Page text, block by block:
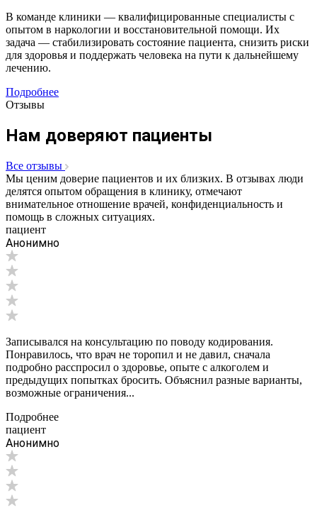
В команде клиники — квалифицированные специалисты с
опытом в наркологии и восстановительной помощи. Их
задача — стабилизировать состояние пациента, снизить риски
для здоровья и поддержать человека на пути к дальнейшему
лечению.
Подробнее
Отзывы
Нам доверяют пациенты
Все отзывы
Мы ценим доверие пациентов и их близких. В отзывах люди
делятся опытом обращения в клинику, отмечают
внимательное отношение врачей, конфиденциальность и
помощь в сложных ситуациях.
пациент
Анонимно
Записывался на консультацию по поводу кодирования.
Понравилось, что врач не торопил и не давил, сначала
подробно расспросил о здоровье, опыте с алкоголем и
предыдущих попытках бросить. Объяснил разные варианты,
возможные ограничения...
Подробнее
пациент
Анонимно